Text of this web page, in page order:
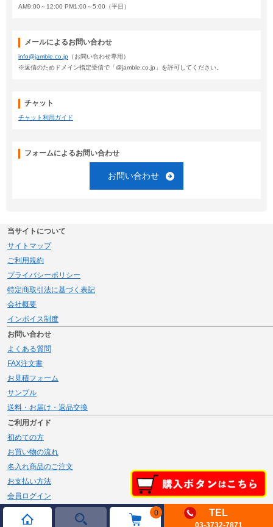
0 TEL
03-3732-7871
AM9:00～12:00 PM1:00～5:00（平日）
メールによるお問い合わせ
info@jamble.co.jp （お問い合わせ専用）
※返信のためドメイン指定受信で「@jamble.co.jp」を許可してください。
チャット
チャット利用ガイド
フォームによるお問い合わせ
お問い合わせ
当サイトについて
サイトマップ
ご利用規約
プライバシーポリシー
特定商取引法に基づく表記
会社概要
インボイス制度
お問い合わせ
よくある質問
FAX注文書
お見積フォーム
サンプル
送料・お届け・返品交換
ご利用ガイド
初めての方
お買い物の流れ
名入れ商品のご注文
お支払い方法
会員ログイン
メルマガ登録
新規会員登録